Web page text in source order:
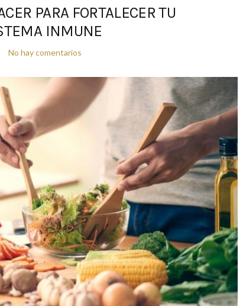
PARA FORTALECER TU
INMUNE
No hay comentarios